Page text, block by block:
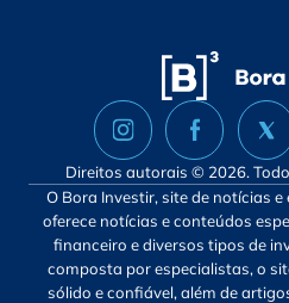
Direitos autorais © 2026.
O Bora Investir, site de notícias
oferece notícias e conteúdos
financeiro e diversos tipos de
composta por especialistas, o
sólido e confiável, além de